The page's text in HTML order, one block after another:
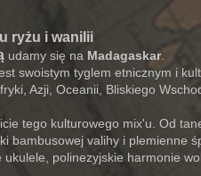
ryżu i wanilii
udamy się na Madagaskar.
swoistym tyglem etnicznym i
Azji, Oceanii, Bliskiego
tego kulturowego mix'u. Od
bambusowej valihy i plemienne
polinezyjskie harmonie